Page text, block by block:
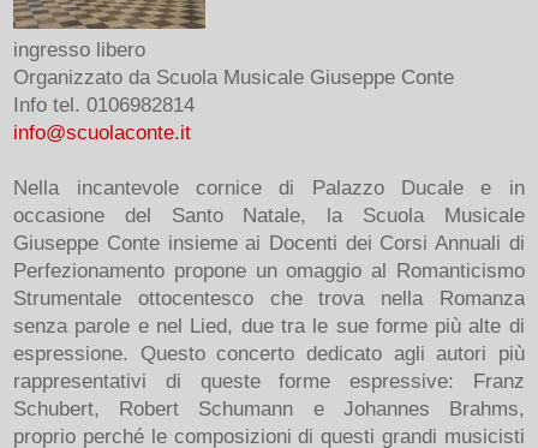
ingresso libero
Organizzato da Scuola Musicale Giuseppe Conte
Info tel. 0106982814
info@scuolaconte.it
Nella incantevole cornice di Palazzo Ducale e in
occasione del Santo Natale, la Scuola Musicale
Giuseppe Conte insieme ai Docenti dei Corsi Annuali di
Perfezionamento propone un omaggio al Romanticismo
Strumentale ottocentesco che trova nella Romanza
senza parole e nel Lied, due tra le sue forme più alte di
espressione. Questo concerto dedicato agli autori più
rappresentativi di queste forme espressive: Franz
Schubert, Robert Schumann e Johannes Brahms,
proprio perché le composizioni di questi grandi musicisti